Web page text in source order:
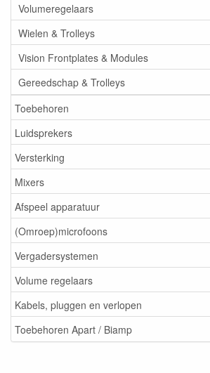
Volumeregelaars
Wielen & Trolleys
Vision Frontplates & Modules
Gereedschap & Trolleys
Toebehoren
Luidsprekers
Versterking
Mixers
Afspeel apparatuur
(Omroep)microfoons
Vergadersystemen
Volume regelaars
Kabels, pluggen en verlopen
Toebehoren Apart / Biamp